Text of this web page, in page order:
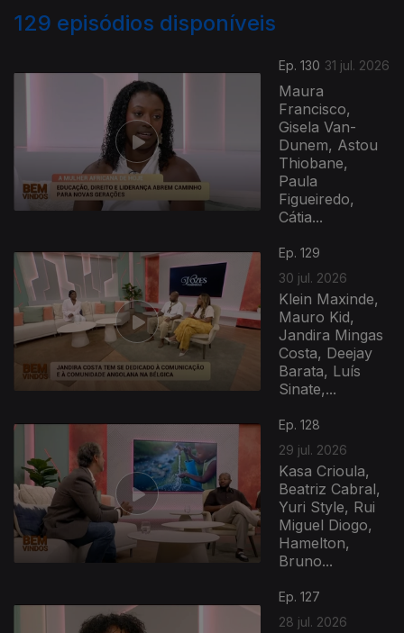
129 episódios disponíveis
Ep. 130 31 jul. 2026
Maura
Francisco,
Gisela Van-
Dunem, Astou
Thiobane,
Paula
Figueiredo,
Cátia...
Ep. 129
30 jul. 2026
Klein Maxinde,
Mauro Kid,
Jandira Mingas
Costa, Deejay
Barata, Luís
Sinate,...
Ep. 128
29 jul. 2026
Kasa Crioula,
Beatriz Cabral,
Yuri Style, Rui
Miguel Diogo,
Hamelton,
Bruno...
Ep. 127
28 jul. 2026